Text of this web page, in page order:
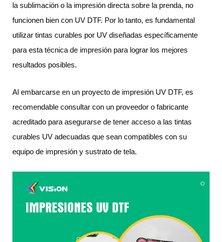
la sublimación o la impresión directa sobre la prenda, no
funcionen bien con UV DTF. Por lo tanto, es fundamental
utilizar tintas curables por UV diseñadas específicamente
para esta técnica de impresión para lograr los mejores
resultados posibles.
Al embarcarse en un proyecto de impresión UV DTF, es
recomendable consultar con un proveedor o fabricante
acreditado para asegurarse de tener acceso a las tintas
curables UV adecuadas que sean compatibles con su
equipo de impresión y sustrato de tela.